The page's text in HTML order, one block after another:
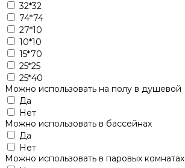
32*32
74*74
27*10
10*10
15*70
25*25
25*40
Можно использовать на полу в душевой
Да
Нет
Можно использовать в бассейнах
Да
Нет
Можно использовать в паровых комнатах